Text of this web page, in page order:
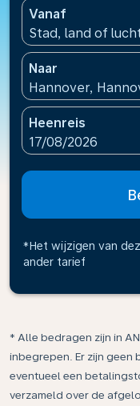
Vanaf
Stad, land of
Naar
Hannover,
Heenreis
fc-booking-
17/08/2026
*Het wijzigen van
ander tarief
* Alle bedragen zijn in
inbegrepen. Er zijn geen
eventueel een
verzameld over de